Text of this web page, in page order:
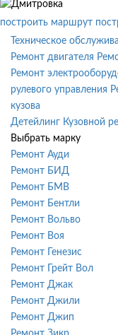
построить маршрут
Техническое
Ремонт двигателя
Ремонт
рулевого управления
кузова
Детейлинг Кузовной
Выбрать марку
Ремонт Ауди
Ремонт БИД
Ремонт БМВ
Ремонт Бентли
Ремонт Вольво
Ремонт Воя
Ремонт Генезис
Ремонт Грейт Вол
Ремонт Джак
Ремонт Джили
Ремонт Джип